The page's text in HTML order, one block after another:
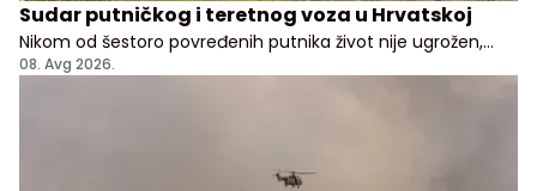
Sudar putničkog i teretnog voza u Hrvatskoj
Nikom od šestoro povređenih putnika život nije ugrožen,
kažu lekari i predstavnici hrvatske vlade
08. Avg 2026.